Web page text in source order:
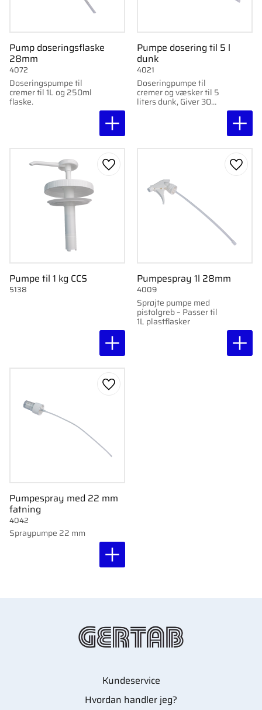
Pump doseringsflaske
28mm
Doseringspumpe til
cremer til 1L og 250ml
flaske.
4072
Pumpe dosering til 5 l
dunk
Doseringpumpe til
cremer og væsker til 5
liters dunk, Giver 30
4021
Pumpe til 1 kg CCS
5138
Gem som favorit
Pumpespray 1l 28mm
Sprøjte pumpe med
pistolgreb – Passer til
1L plastflasker
4009
Gem
Pumpespray med 22 mm
fatning
Spraypumpe 22 mm
4042
Gem som favorit
Kundeservice
Hvordan handler jeg?